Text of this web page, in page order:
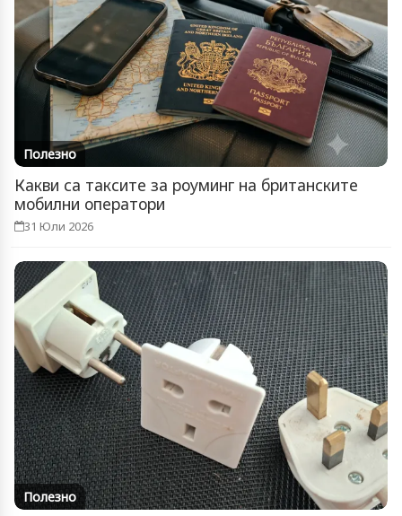
Полезно
Какви са таксите за роуминг на британските
мобилни оператори
31 Юли 2026
Полезно